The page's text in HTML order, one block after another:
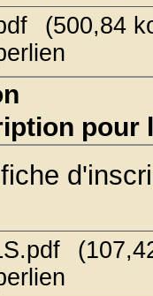
(500,84
pour